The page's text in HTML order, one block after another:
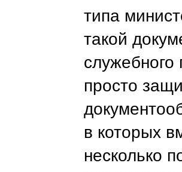
типа
такой
служебного
просто
в которых
несколько